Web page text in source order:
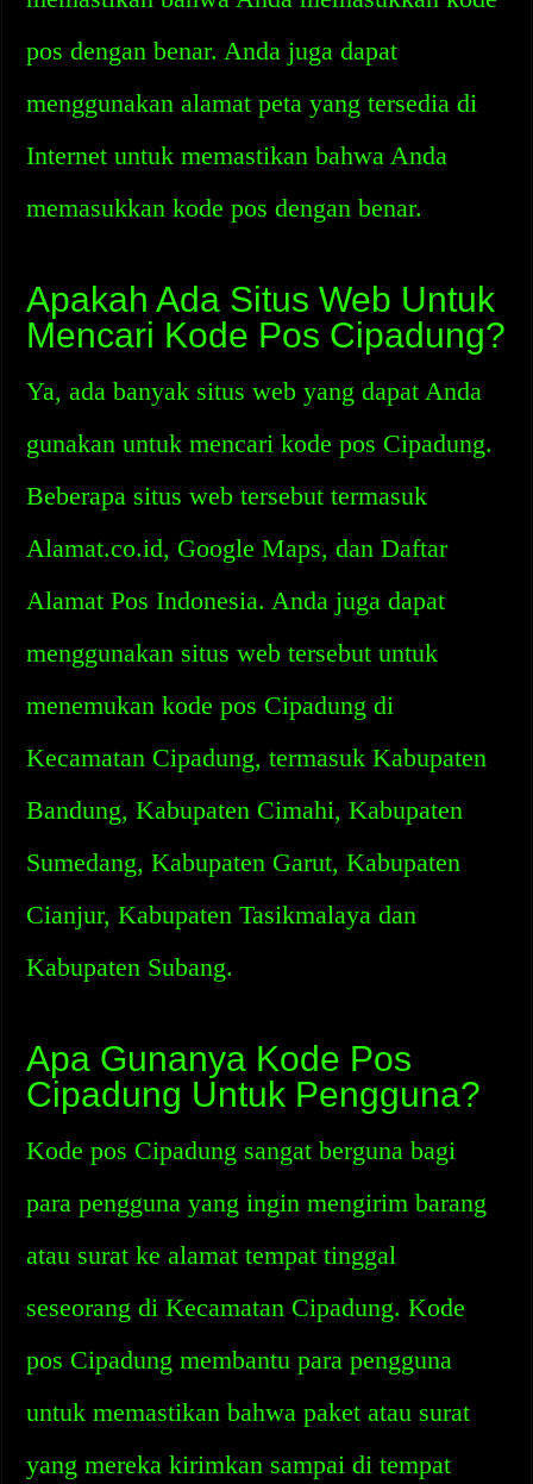
pos dengan benar. Anda juga dapat
menggunakan alamat peta yang tersedia di
Internet untuk memastikan bahwa Anda
memasukkan kode pos dengan benar.
Apakah Ada Situs Web Untuk
Mencari Kode Pos Cipadung?
Ya, ada banyak situs web yang dapat Anda
gunakan untuk mencari kode pos Cipadung.
Beberapa situs web tersebut termasuk
Alamat.co.id, Google Maps, dan Daftar
Alamat Pos Indonesia. Anda juga dapat
menggunakan situs web tersebut untuk
menemukan kode pos Cipadung di
Kecamatan Cipadung, termasuk Kabupaten
Bandung, Kabupaten Cimahi, Kabupaten
Sumedang, Kabupaten Garut, Kabupaten
Cianjur, Kabupaten Tasikmalaya dan
Kabupaten Subang.
Apa Gunanya Kode Pos
Cipadung Untuk Pengguna?
Kode pos Cipadung sangat berguna bagi
para pengguna yang ingin mengirim barang
atau surat ke alamat tempat tinggal
seseorang di Kecamatan Cipadung. Kode
pos Cipadung membantu para pengguna
untuk memastikan bahwa paket atau surat
yang mereka kirimkan sampai di tempat